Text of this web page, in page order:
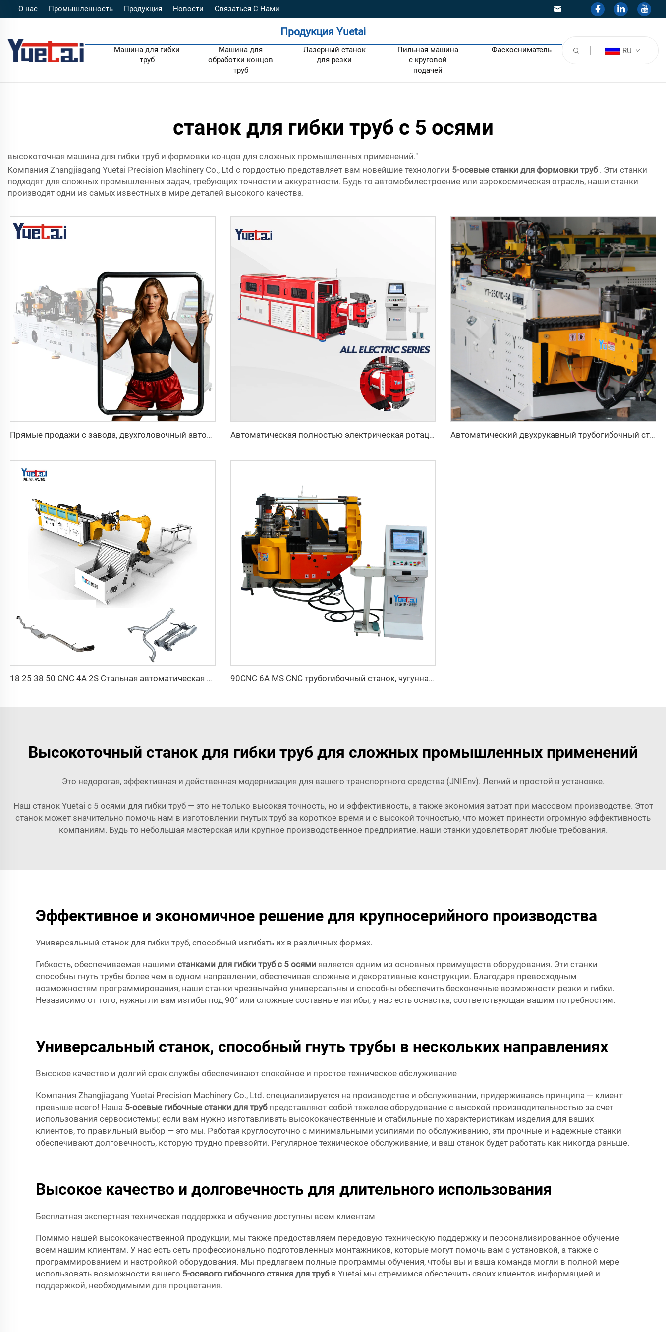
О нас Промышленность Продукция Новости Связаться С Нами
Продукция Yuetai
Машина для гибки
труб
Машина для
обработки концов
труб
Лазерный станок
для резки
Пильная машина
с круговой
подачей
Фаскосниматель RU
станок для гибки труб с 5 осями
высокоточная машина для гибки труб и формовки концов для сложных промышленных применений."
Компания Zhangjiagang Yuetai Precision Machinery Co., Ltd с гордостью представляет вам новейшие технологии 5-осевые станки для формовки труб . Эти станки
подходят для сложных промышленных задач, требующих точности и аккуратности. Будь то автомобилестроение или аэрокосмическая отрасль, наши станки
производят одни из самых известных в мире деталей высокого качества.
Прямые продажи с завода, двухголовочный автоматический гидравлический трубогибочный станок с ЧПУ, станок для гибки труб из углеродистой стали Автоматическая полностью электрическая ротационная двусторонняя гибочная машина серии CNC для металлических стальных труб, трубогибочные станки Автоматический двухрукавный трубогибочный станок CNC одновременная двухсторонняя система формовки труб для выхлопных систем и перил
18 25 38 50 CNC 4A 2S Стальная автоматическая трубогибочная машина и машины для гибки труб цена с подачей 1 дюйм 2 дюйма 3 дюйма линия 90CNC 6A MS CNC трубогибочный станок, чугунная квадратная трубогибочная машина с двигателем для алюминия и нержавеющей латунной трубы
Высокоточный станок для гибки труб для сложных промышленных применений
Это недорогая, эффективная и действенная модернизация для вашего транспортного средства (JNIEnv). Легкий и простой в установке.
Наш станок Yuetai с 5 осями для гибки труб — это не только высокая точность, но и эффективность, а также экономия затрат при массовом производстве. Этот
станок может значительно помочь нам в изготовлении гнутых труб за короткое время и с высокой точностью, что может принести огромную эффективность
компаниям. Будь то небольшая мастерская или крупное производственное предприятие, наши станки удовлетворят любые требования.
Эффективное и экономичное решение для крупносерийного производства
Универсальный станок для гибки труб, способный изгибать их в различных формах.
Гибкость, обеспечиваемая нашими станками для гибки труб с 5 осями является одним из основных преимуществ оборудования. Эти станки
способны гнуть трубы более чем в одном направлении, обеспечивая сложные и декоративные конструкции. Благодаря превосходным
возможностям программирования, наши станки чрезвычайно универсальны и способны обеспечить бесконечные возможности резки и гибки.
Независимо от того, нужны ли вам изгибы под 90° или сложные составные изгибы, у нас есть оснастка, соответствующая вашим потребностям.
Универсальный станок, способный гнуть трубы в нескольких направлениях
Высокое качество и долгий срок службы обеспечивают спокойное и простое техническое обслуживание
Компания Zhangjiagang Yuetai Precision Machinery Co., Ltd. специализируется на производстве и обслуживании, придерживаясь принципа — клиент
превыше всего! Наша 5-осевые гибочные станки для труб представляют собой тяжелое оборудование с высокой производительностью за счет
использования сервосистемы; если вам нужно изготавливать высококачественные и стабильные по характеристикам изделия для ваших
клиентов, то правильный выбор — это мы. Работая круглосуточно с минимальными усилиями по обслуживанию, эти прочные и надежные станки
обеспечивают долговечность, которую трудно превзойти. Регулярное техническое обслуживание, и ваш станок будет работать как никогда раньше.
Высокое качество и долговечность для длительного использования
Бесплатная экспертная техническая поддержка и обучение доступны всем клиентам
Помимо нашей высококачественной продукции, мы также предоставляем передовую техническую поддержку и персонализированное обучение
всем нашим клиентам. У нас есть сеть профессионально подготовленных монтажников, которые могут помочь вам с установкой, а также с
программированием и настройкой оборудования. Мы предлагаем полные программы обучения, чтобы вы и ваша команда могли в полной мере
использовать возможности вашего 5-осевого гибочного станка для труб в Yuetai мы стремимся обеспечить своих клиентов информацией и
поддержкой, необходимыми для процветания.